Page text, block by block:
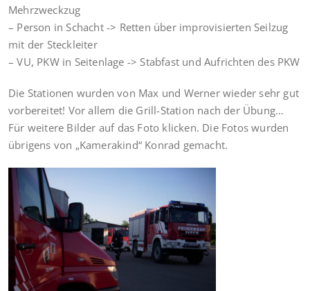
Mehrzweckzug
– Person in Schacht -> Retten über improvisierten Seilzug
mit der Steckleiter
– VU, PKW in Seitenlage -> Stabfast und Aufrichten des PKW
Die Stationen wurden von Max und Werner wieder sehr gut
vorbereitet! Vor allem die Grill-Station nach der Übung…
Für weitere Bilder auf das Foto klicken. Die Fotos wurden
übrigens von „Kamerakind“ Konrad gemacht.